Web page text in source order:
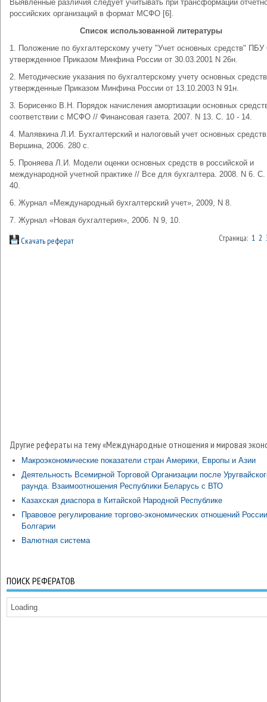
Выявленные различия следует учитывать при трансформации
российских организаций в формат МСФО [6].
Список использованной литературы
1. Положение по бухгалтерскому учету "Учет основных средств" ПБУ
утвержденное Приказом Минфина России от 30.03.2001 N 26н.
2. Методические указания по бухгалтерскому учету основных
утвержденные Приказом Минфина России от 13.10.2003 N 91н.
3. Борисенко В.Н. Порядок начисления амортизации основных
соответствии с МСФО // Финансовая газета. 2007. N 13. С. 10 - 14.
4. Малявкина Л.И. Бухгалтерский и налоговый учет основных
Вершина, 2006. 280 с.
5. Проняева Л.И. Модели оценки основных средств в российской и
международной учетной практике // Все для бухгалтера. 2008. N 6. С.
40.
6. Журнал «Международный бухгалтерский учет», 2009, N 8.
7. Журнал «Новая бухгалтерия», 2006. N 9, 10.
Скачать реферат Страница: 1 2
Другие рефераты на тему «Международные отношения и мировая
Макроэкономические показатели стран Америки, Европы и Азии
Деятельность Всемирной Торговой Организации после
раунда. Взаимоотношения Республики Беларусь с ВТО
Казахская диаспора в Китайской Народной Республике
Правовое регулирование торгово-экономических отношений
Болгарии
Валютная система
ПОИСК РЕФЕРАТОВ
Loading